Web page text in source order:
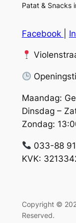
Patat & Snacks
Facebook
Maandag:
Dinsdag –
Zondag:
033-88
KVK:
Copyright ©
Reserved.